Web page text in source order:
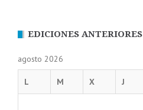
EDICIONES ANTERIORES
agosto 2026
L M X J